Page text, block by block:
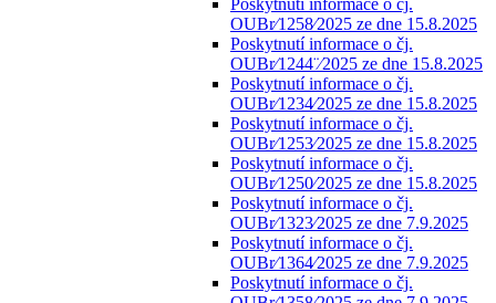
Poskytnutí informace o čj.
OUBr⁄1258⁄2025 ze dne 15.8.2025
Poskytnutí informace o čj.
OUBr⁄1244¨⁄2025 ze dne 15.8.2025
Poskytnutí informace o čj.
OUBr⁄1234⁄2025 ze dne 15.8.2025
Poskytnutí informace o čj.
OUBr⁄1253⁄2025 ze dne 15.8.2025
Poskytnutí informace o čj.
OUBr⁄1250⁄2025 ze dne 15.8.2025
Poskytnutí informace o čj.
OUBr⁄1323⁄2025 ze dne 7.9.2025
Poskytnutí informace o čj.
OUBr⁄1364⁄2025 ze dne 7.9.2025
Poskytnutí informace o čj.